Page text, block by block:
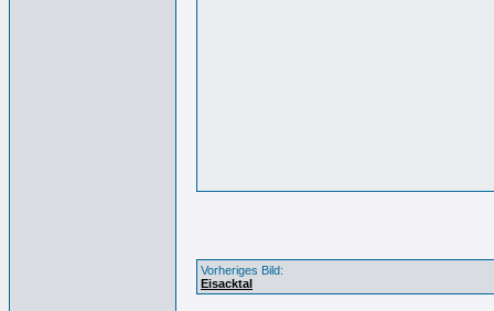
Vorheriges Bild:
Eisacktal